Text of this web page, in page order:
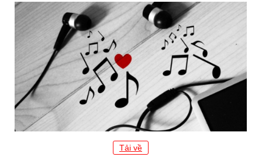
Tải về